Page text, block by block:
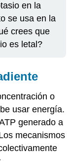
en la
se usa en la
crees que
es letal?
o
usar energía.
generado a
mecanismos